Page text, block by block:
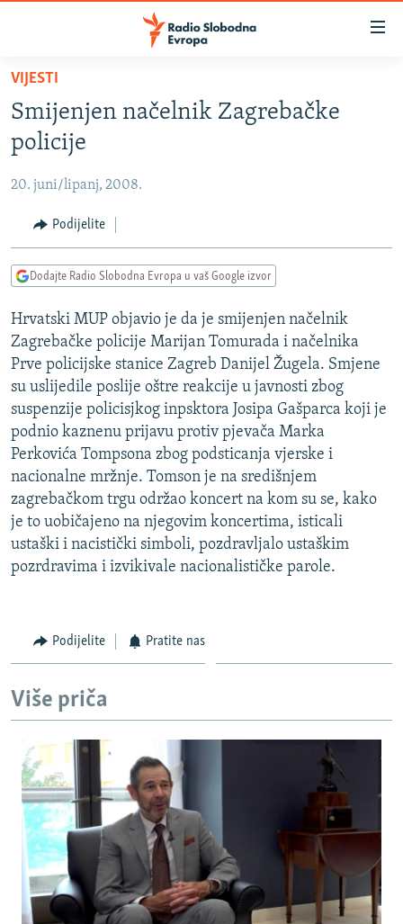
Pređite
glavni
sadržaj
Pređite
na
navigaciju
Pređite
na
BOSNA I HERCEGOVINA
SRBIJA
KOSOVO
CRNA GORA
VIDEO
FOTOGALERIJE
INFOGRAFIKE
PODCASTI
RAT U UKRAJINI
KINA NA BALKANU
RSE PRIČE IZ SVIJETA
ISPRIČAJ MI
DNEVNO@RSE
SPECIJALI RSE
VIŠE OD NASLOVA
GENOCID U SREBRENICI
POST SCRIPTUM
TRI DECENIJE OD RATA U BIH
SVE KARTE DEJTONA
NASTANAK I RASPAD JUGOSLAVIJE
PRATITE NAS
VIJESTI
Smijenjen načelnik Zagrebačke
policije
20. juni/lipanj, 2008.
Podijelite
Dodajte Radio Slobodna Evropa u vaš Google izvor
Hrvatski MUP objavio je da je smijenjen načelnik
Zagrebačke policije Marijan Tomurada i načelnika
Prve policijske stanice Zagreb Danijel Žugela. Smjene
su uslijedile poslije oštre reakcije u javnosti zbog
suspenzije policisjkog inpsktora Josipa Gašparca koji je
podnio kaznenu prijavu protiv pjevača Marka
Perkovića Tompsona zbog podsticanja vjerske i
nacionalne mržnje. Tomson je na središnjem
zagrebačkom trgu održao koncert na kom su se, kako
je to uobičajeno na njegovim koncertima, isticali
ustaški i nacistički simboli, pozdravljalo ustaškim
pozrdravima i izvikivale nacionalističke parole.
Podijelite Pratite nas
Više priča